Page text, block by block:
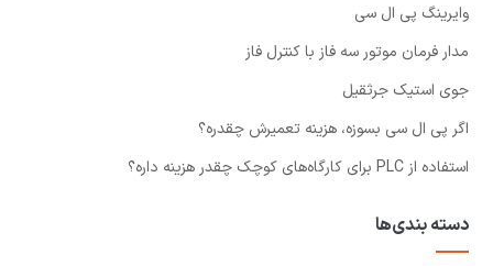
وایرینگ پی ال سی
مدار فرمان موتور سه فاز با کنترل فاز
جوی استیک جرثقیل
اگر پی ال سی بسوزه، هزینه تعمیرش چقدره؟
استفاده از PLC برای کارگاه‌های کوچک چقدر هزینه داره؟
دسته بندی‌ها